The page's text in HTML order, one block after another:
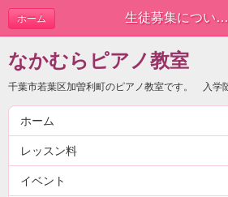
生徒募集について | 新着情報
ホーム
なかむらピアノ教室
千葉市若葉区加曽利町のピアノ教室です。 入学
ホーム
レッスン料
イベント